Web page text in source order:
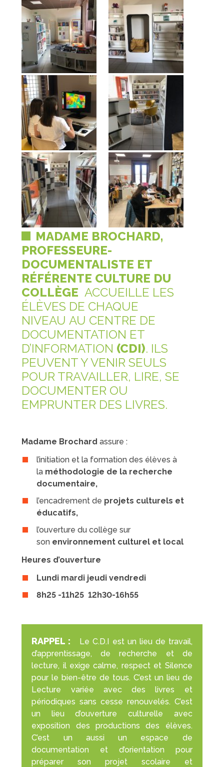
MADAME BROCHARD,
PROFESSEURE-
DOCUMENTALISTE ET
RÉFÉRENTE CULTURE DU
COLLÈGE ACCUEILLE LES
ÉLÈVES DE CHAQUE
NIVEAU AU CENTRE DE
DOCUMENTATION ET
D’INFORMATION (CDI). ILS
PEUVENT Y VENIR SEULS
POUR TRAVAILLER, LIRE, SE
DOCUMENTER OU
EMPRUNTER DES LIVRES.
Madame Brochard assure :
l’initiation et la formation des élèves à
la méthodologie de la recherche
documentaire,
l’encadrement de projets culturels et
éducatifs,
l’ouverture du collège sur
son environnement culturel et local
Heures d’ouverture
Lundi mardi jeudi vendredi
8h25 -11h25 12h30-16h55
RAPPEL : Le C.D.I est un lieu de travail,
d’apprentissage, de recherche et de
lecture, il exige calme, respect et Silence
pour le bien-être de tous. C’est un lieu de
Lecture variée avec des livres et
périodiques sans cesse renouvelés. C’est
un lieu d’ouverture culturelle avec
exposition des productions des élèves.
C’est un aussi un espace de
documentation et d’orientation pour
préparer son projet scolaire et